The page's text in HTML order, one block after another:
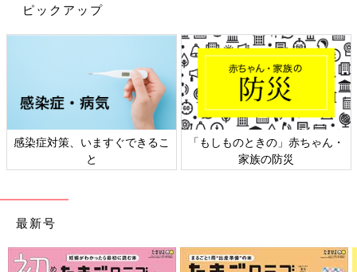
真っ黒な胎嚢のエコー写真を見ると、ショックで吐き気がしまし
家に帰ってからも不安とショックで大号泣。
改めてネットで検索すると、７〜８週でやっと心拍確認できたと
いう方の体験談も出てきたものの、「どうせ排卵日が確定してな
くて、排卵が遅れた人の話でしょ？」とネガティブ思考になって
いました。
となのでそこまで落ち込まなくていいと思うのですが、当時は初
めての妊娠で、何が普通か分からなかったので、とにかく不安と
ピックアップ
感染症対策、いますぐできるこ
と
「もしものときの」赤ちゃん・
家族の防災
最新号